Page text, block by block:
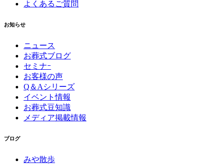
よくあるご質問
お知らせ
ニュース
お葬式ブログ
セミナｰ
お客様の声
Q＆Aシリーズ
イベント情報
お葬式豆知識
メディア掲載情報
ブログ
みや散歩